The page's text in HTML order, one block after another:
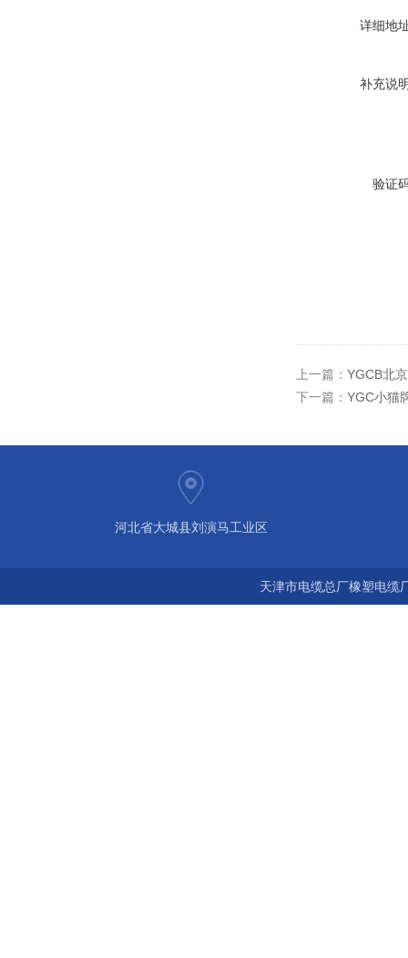
详细地
补充说
验证
上一篇： YGCB北
下一篇： YGC小猫
河北省大城县刘演马工业区
天津市电缆总厂橡塑电